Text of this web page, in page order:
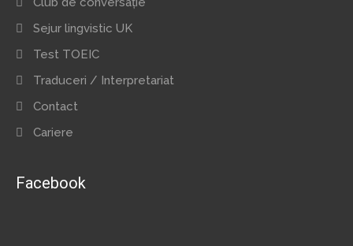
Sejur lingvistic UK
Test TOEIC
Traduceri / Interpretariat
Contact
Cariere
Facebook